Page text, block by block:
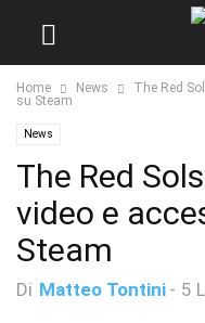
Home News
The Red
su Steam
News
The Red
video e
Steam
Di Matteo Tontini - 5